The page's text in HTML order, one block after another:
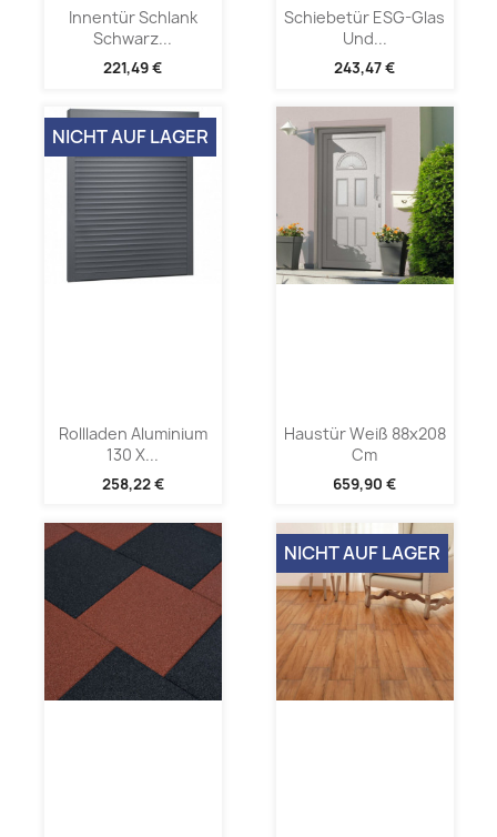
Innentür Schlank
Schwarz...
221,49 €
Schiebetür ESG-Glas
Und...
243,47 €
Rollladen Aluminium
130 X...
258,22 €
NICHT AUF LAGER
Haustür Weiß 88x208
Cm
659,90 €
NICHT AUF LAGER